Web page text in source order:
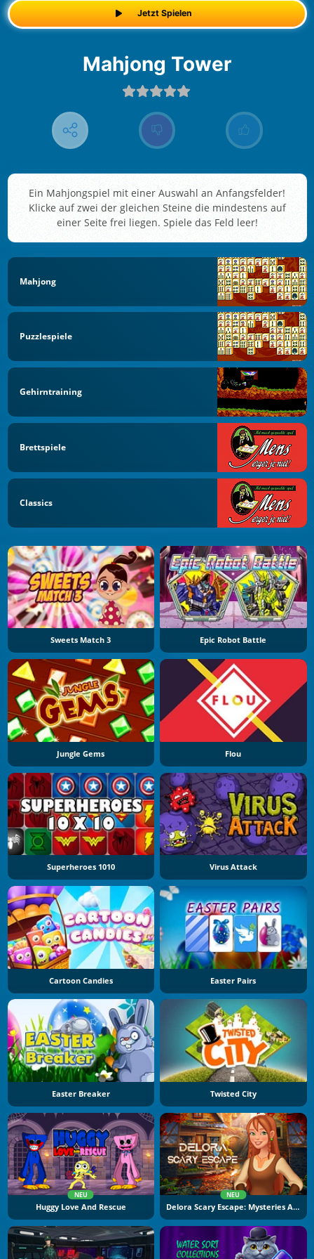
Jetzt Spielen
Mahjong Tower
Ein Mahjongspiel mit einer Auswahl an Anfangsfelder!
Klicke auf zwei der gleichen Steine die mindestens auf
einer Seite frei liegen. Spiele das Feld leer!
Mahjong
Puzzlespiele
Gehirntraining
Brettspiele
Classics
Sweets Match 3 Epic Robot Battle
Jungle Gems Flou
Superheroes 1010 Virus Attack
Cartoon Candies Easter Pairs
Easter Breaker Twisted City
NEU
Huggy Love And Rescue
NEU
Delora Scary Escape: Mysteries Adventure